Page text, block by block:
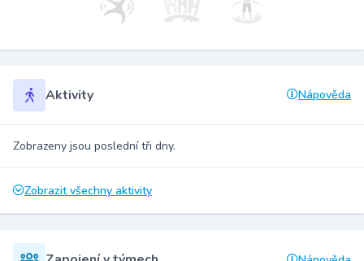
Aktivity Nápověda
Zobrazeny jsou poslední tři dny.
Zobrazit všechny aktivity